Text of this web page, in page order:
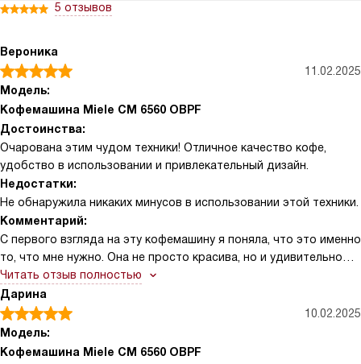
5 отзывов
Вероника
11.02.2025
Модель:
Кофемашина Miele CM 6560 OBPF
Достоинства:
Очарована этим чудом техники! Отличное качество кофе,
удобство в использовании и привлекательный дизайн.
Недостатки:
Не обнаружила никаких минусов в использовании этой техники.
Комментарий:
С первого взгляда на эту кофемашину я поняла, что это именно
то, что мне нужно. Она не просто красива, но и удивительно
функциональна. Каждое утро начинается с ароматного и
вкусного кофе, который она делает. И это так просто! Просто
выбираю любимый рецепт, нажимаю кнопку, и через несколько
минут наслаждаюсь идеальным напитком.
Однажды, когда у нас были гости, я смогла быстро и без
Читать отзыв полностью
Дарина
10.02.2025
Модель:
Кофемашина Miele CM 6560 OBPF